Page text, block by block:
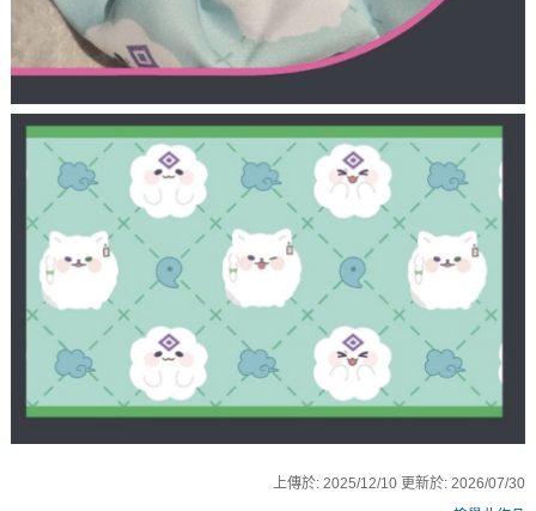
上傳於:2025/12/10 更新於:2026/07/30